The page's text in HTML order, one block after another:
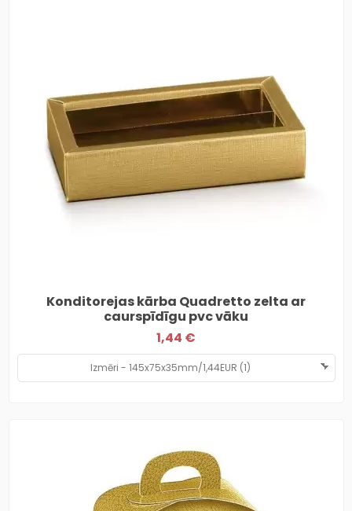
Konditorejas kārba Quadretto zelta ar
caurspīdīgu pvc vāku
1,44 €